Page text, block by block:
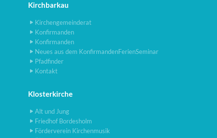
Kirchbarkau
Kirchengemeinderat
Konfirmanden
Konfirmanden
Neues aus dem KonfirmandenFerienSeminar
Pfadfinder
Kontakt
Klosterkirche
Alt und Jung
Friedhof Bordesholm
Förderverein Kirchenmusik